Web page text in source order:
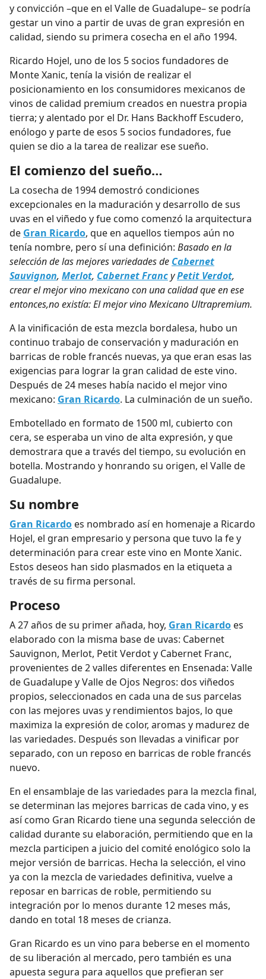
y convicción –que en el Valle de Guadalupe– se podría
gestar un vino a partir de uvas de gran expresión en
calidad, siendo su primera cosecha en el año 1994.
Ricardo Hojel, uno de los 5 socios fundadores de
Monte Xanic, tenía la visión de realizar el
posicionamiento en los consumidores mexicanos de
vinos de calidad premium creados en nuestra propia
tierra; y alentado por el Dr. Hans Backhoff Escudero,
enólogo y parte de esos 5 socios fundadores, fue
quien se dio a la tarea de realizar ese sueño.
El comienzo del sueño…
La cosecha de 1994 demostró condiciones
excepcionales en la maduración y desarrollo de sus
uvas en el viñedo y fue como comenzó la arquitectura
de Gran Ricardo, que en aquellos tiempos aún no
tenía nombre, pero sí una definición: Basado en la
selección de las mejores variedades de Cabernet
Sauvignon, Merlot, Cabernet FrancyPetit Verdot,
crear el mejor vino mexicano con una calidad que en ese
entonces,no existía: El mejor vino Mexicano Ultrapremium.
A la vinificación de esta mezcla bordalesa, hubo un
continuo trabajo de conservación y maduración en
barricas de roble francés nuevas, ya que eran esas las
exigencias para lograr la gran calidad de este vino.
Después de 24 meses había nacido el mejor vino
mexicano: Gran Ricardo. La culminación de un sueño.
Embotellado en formato de 1500 ml, cubierto con
cera, se esperaba un vino de alta expresión, y que
demostrara que a través del tiempo, su evolución en
botella. Mostrando y honrando su origen, el Valle de
Guadalupe.
Su nombre
Gran Ricardo es nombrado así en homenaje a Ricardo
Hojel, el gran empresario y persona que tuvo la fe y
determinación para crear este vino en Monte Xanic.
Estos deseos han sido plasmados en la etiqueta a
través de su firma personal.
Proceso
A 27 años de su primer añada, hoy, Gran Ricardo es
elaborado con la misma base de uvas: Cabernet
Sauvignon, Merlot, Petit Verdot y Cabernet Franc,
provenientes de 2 valles diferentes en Ensenada: Valle
de Guadalupe y Valle de Ojos Negros: dos viñedos
propios, seleccionados en cada una de sus parcelas
con las mejores uvas y rendimientos bajos, lo que
maximiza la expresión de color, aromas y madurez de
las variedades. Después son llevadas a vinificar por
separado, con un reposo en barricas de roble francés
nuevo.
En el ensamblaje de las variedades para la mezcla final,
se determinan las mejores barricas de cada vino, y es
así como Gran Ricardo tiene una segunda selección de
calidad durante su elaboración, permitiendo que en la
mezcla participen a juicio del comité enológico solo la
mejor versión de barricas. Hecha la selección, el vino
ya con la mezcla de variedades definitiva, vuelve a
reposar en barricas de roble, permitiendo su
integración por lo menos durante 12 meses más,
dando en total 18 meses de crianza.
Gran Ricardo es un vino para beberse en el momento
de su liberación al mercado, pero también es una
apuesta segura para aquellos que prefieran ser